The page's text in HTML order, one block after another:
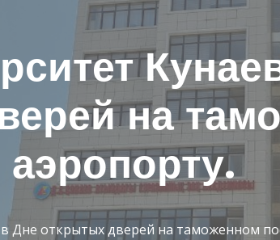
на
Дне открытых дверей на таможенном